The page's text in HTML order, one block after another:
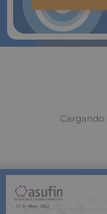
Cómo elegir
adecuado